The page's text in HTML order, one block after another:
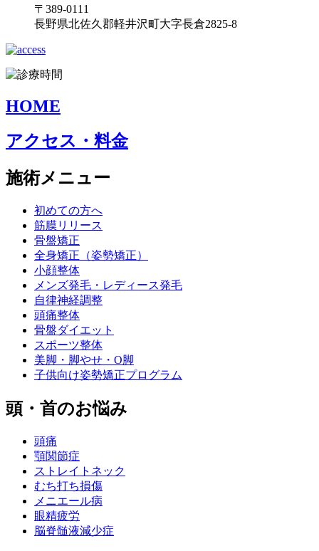
〒389-0111
長野県北佐久郡軽井沢町大字長倉2825-8
HOME
アクセス・料金
施術メニュー
初めての方へ
筋膜リリース
骨盤矯正
全身矯正（姿勢矯正）
小顔整体
メンズ発毛・レディース発毛
自律神経調整
頭痛整体
骨盤ダイエット
スポーツ整体
美脚・脚やせ・O脚
子供向け姿勢矯正プログラム
頭・首のお悩み
頭痛
顎関節症
ストレイトネック
むち打ち損傷
メニエール病
眼精疲労
脳脊髄液減少症